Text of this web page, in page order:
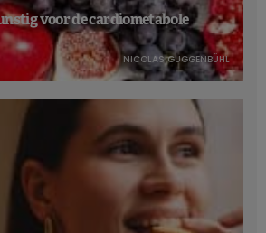
voor de cardiometabole
NICOLAS GUGGENBÜHL